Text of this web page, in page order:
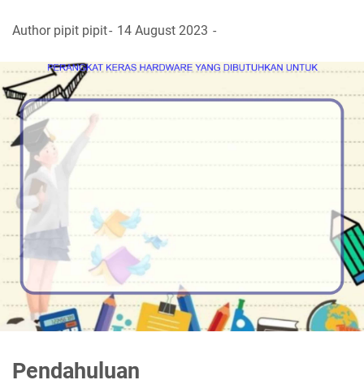
Author pipit pipit 14 August 2023
Pendahuluan